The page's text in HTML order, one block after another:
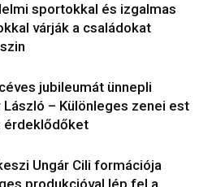
sportokkal és izgalmas
várják a családokat
jubileumát ünnepli
László – Különleges zenei est
érdeklődőket
Ungár Cili formációja